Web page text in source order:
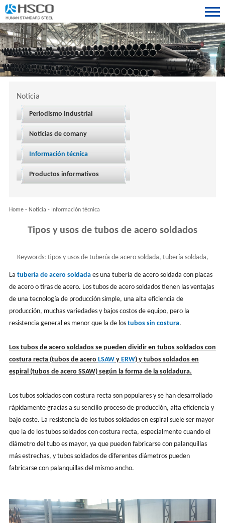
Noticia
Periodismo Industrial
Noticias de comany
Información técnica
Productos informativos
Home- Noticia - Información técnica
Tipos y usos de tubos de acero soldados
Keywords: tipos y usos de tubería de acero soldada, tubería soldada,
ERW, LSAW, SSAW
La tubería de acero soldada es una tubería de acero soldada con placas
de acero o tiras de acero. Los tubos de acero soldados tienen las ventajas
de una tecnología de producción simple, una alta eficiencia de
producción, muchas variedades y bajos costos de equipo, pero la
resistencia general es menor que la de los tubos sin costura.
Los tubos de acero soldados se pueden dividir en tubos soldados con
costura recta (tubos de acero LSAWy ERW) y tubos soldados en
espiral (tubos de acero SSAW) según la forma de la soldadura.
Los tubos soldados con costura recta son populares y se han desarrollado
rápidamente gracias a su sencillo proceso de producción, alta eficiencia y
bajo coste. La resistencia de los tubos soldados en espiral suele ser mayor
que la de los tubos soldados con costura recta, especialmente cuando el
diámetro del tubo es mayor, ya que pueden fabricarse con palanquillas
más estrechas, y tubos soldados de diferentes diámetros pueden
fabricarse con palanquillas del mismo ancho.